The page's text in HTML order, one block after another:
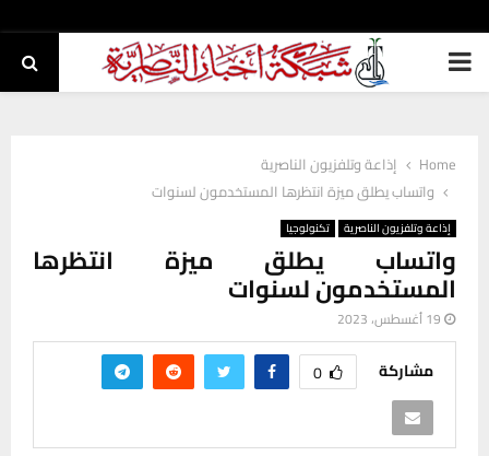
PRIMARY
Home
إذاعة وتلفزيون الناصرية
واتساب يطلق ميزة انتظرها المستخدمون لسنوات
إذاعة وتلفزيون الناصرية تكنولوجيا
واتساب يطلق ميزة انتظرها
المستخدمون لسنوات
19 أغسطس، 2023
مشاركة 0